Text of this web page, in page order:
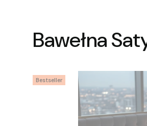
Bawełna
Bestseller